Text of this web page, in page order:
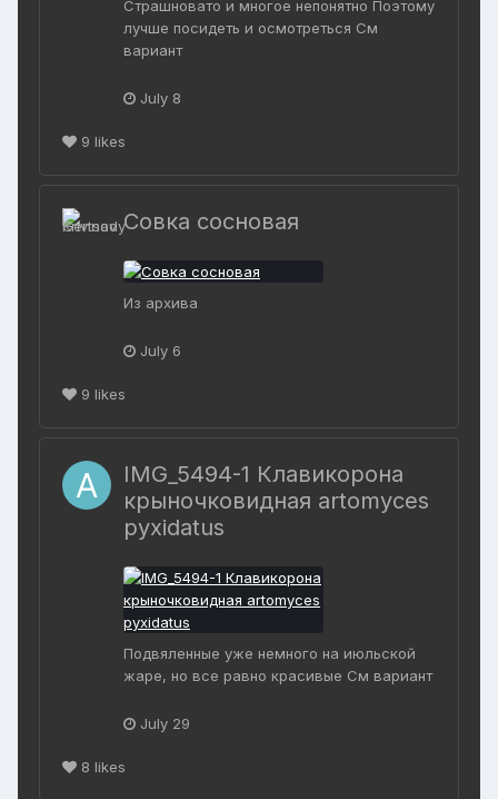
Страшновато и многое непонятно Поэтому
лучше посидеть и осмотреться См
вариант
July 8
9 likes
Совка сосновая
Из архива
July 6
9 likes
IMG_5494-1 Клавикорона
крыночковидная artomyces
pyxidatus
Подвяленные уже немного на июльской
жаре, но все равно красивые См вариант
July 29
8 likes